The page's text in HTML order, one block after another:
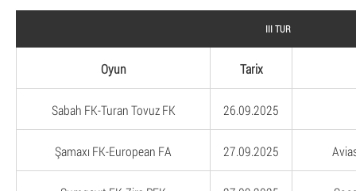
III TUR
Oyun Tarix
Sabah FK-Turan Tovuz FK 26.09.2025
Şamaxı FK-European FA 27.09.2025